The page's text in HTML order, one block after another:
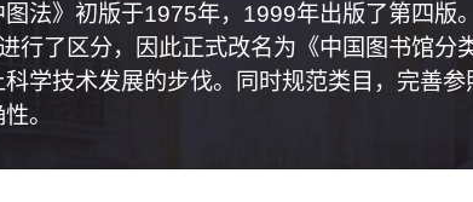
法》初版于1975年，1999年出版了第四版
行了区分，因此正式改名为《中国图书馆分
学技术发展的步伐。同时规范类目，完善
。